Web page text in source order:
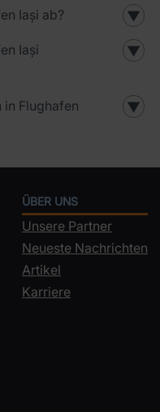
Iași ab? ▼
Iași
▼
in Flughafen
▼
ÜBER UNS
Unsere Partner
Neueste Nachrichten
Artikel
Karriere